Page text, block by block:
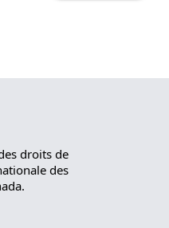
droits de
des